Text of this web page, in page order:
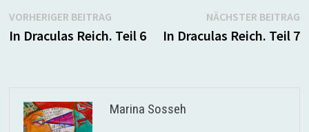
Beitragsnavigation
VORHERIGER BEITRAGVorheriger
Beitrag:
In Draculas Reich. Teil 6
NÄCHSTER BEITRAG
In Draculas Reich. Teil 7
Marina Sosseh